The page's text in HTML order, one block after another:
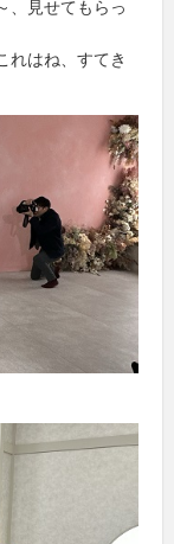
、見せてもらっ
はね、すてき